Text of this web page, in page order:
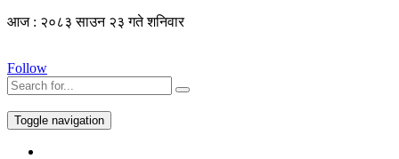
आज : २०८३ साउन २३ गते शनिवार
Follow
Toggle navigation